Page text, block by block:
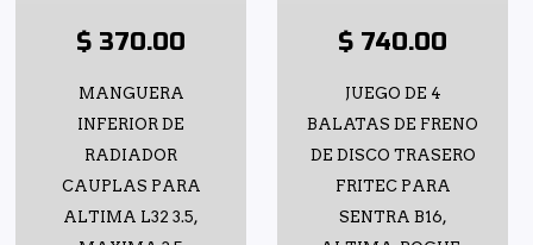
$ 370.00
MANGUERA
INFERIOR DE
RADIADOR
CAUPLAS PARA
ALTIMA L32 3.5,
$ 740.00
JUEGO DE 4
BALATAS DE FRENO
DE DISCO TRASERO
FRITEC PARA
SENTRA B16,